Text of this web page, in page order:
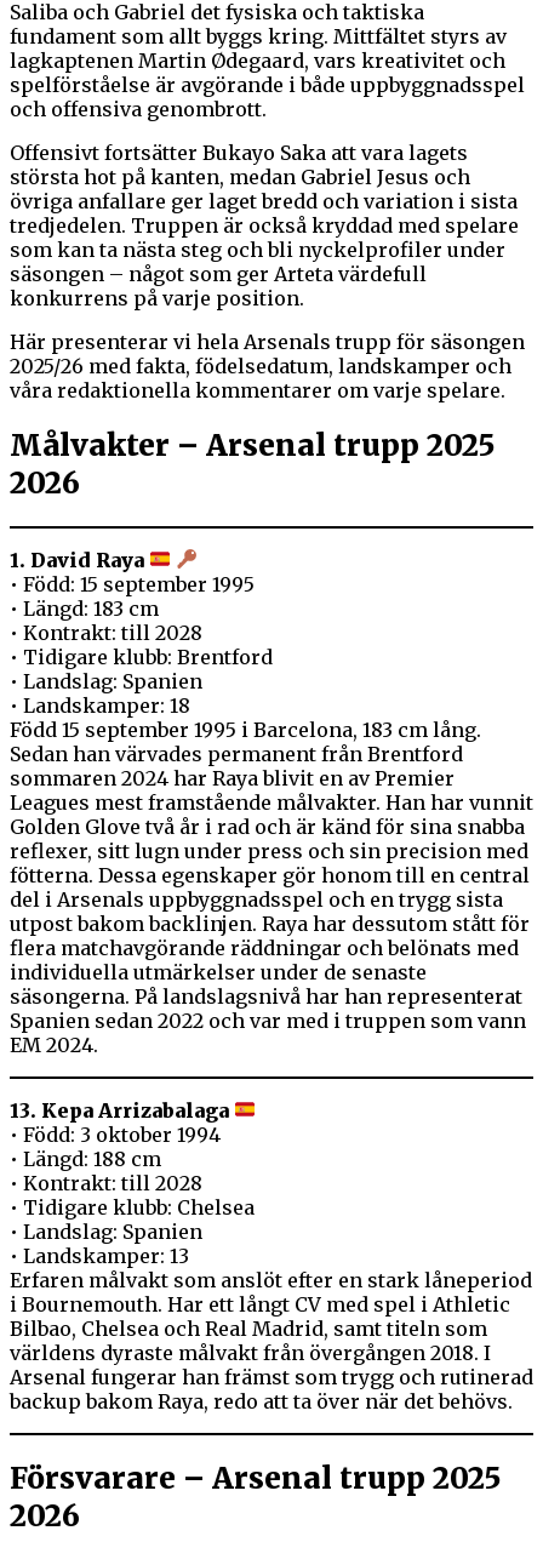
Saliba och Gabriel det fysiska och taktiska
fundament som allt byggs kring. Mittfältet styrs av
lagkaptenen Martin Ødegaard, vars kreativitet och
spelförståelse är avgörande i både uppbyggnadsspel
och offensiva genombrott.
Offensivt fortsätter Bukayo Saka att vara lagets
största hot på kanten, medan Gabriel Jesus och
övriga anfallare ger laget bredd och variation i sista
tredjedelen. Truppen är också kryddad med spelare
som kan ta nästa steg och bli nyckelprofiler under
säsongen – något som ger Arteta värdefull
konkurrens på varje position.
Här presenterar vi hela Arsenals trupp för säsongen
2025/26 med fakta, födelsedatum, landskamper och
våra redaktionella kommentarer om varje spelare.
Målvakter – Arsenal trupp 2025
2026
1. David Raya
• Född: 15 september 1995
• Längd: 183 cm
• Kontrakt: till 2028
• Tidigare klubb: Brentford
• Landslag: Spanien
• Landskamper: 18
Född 15 september 1995 i Barcelona, 183 cm lång.
Sedan han värvades permanent från Brentford
sommaren 2024 har Raya blivit en av Premier
Leagues mest framstående målvakter. Han har vunnit
Golden Glove två år i rad och är känd för sina snabba
reflexer, sitt lugn under press och sin precision med
fötterna. Dessa egenskaper gör honom till en central
del i Arsenals uppbyggnadsspel och en trygg sista
utpost bakom backlinjen. Raya har dessutom stått för
flera matchavgörande räddningar och belönats med
individuella utmärkelser under de senaste
säsongerna. På landslagsnivå har han representerat
Spanien sedan 2022 och var med i truppen som vann
EM 2024.
13. Kepa Arrizabalaga
• Född: 3 oktober 1994
• Längd: 188 cm
• Kontrakt: till 2028
• Tidigare klubb: Chelsea
• Landslag: Spanien
• Landskamper: 13
Erfaren målvakt som anslöt efter en stark låneperiod
i Bournemouth. Har ett långt CV med spel i Athletic
Bilbao, Chelsea och Real Madrid, samt titeln som
världens dyraste målvakt från övergången 2018. I
Arsenal fungerar han främst som trygg och rutinerad
backup bakom Raya, redo att ta över när det behövs.
Försvarare – Arsenal trupp 2025
2026